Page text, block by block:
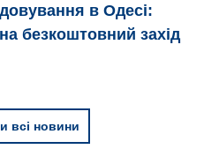
в Одесі:
безкоштовний захід
всі новини